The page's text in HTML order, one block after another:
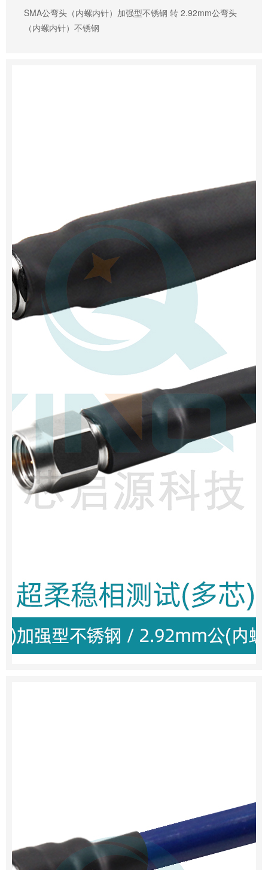
SMA公弯头（内螺内针）加强型不锈钢 转 2.92mm公弯头
（内螺内针）不锈钢